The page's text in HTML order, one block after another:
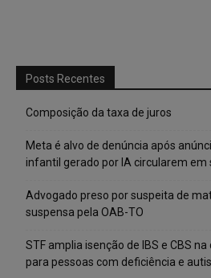
Posts Recentes
Composição da taxa de juros
Meta é alvo de denúncia após
infantil gerado por IA circularem
Advogado preso por suspeita de
suspensa pela OAB-TO
STF amplia isenção de IBS e CBS
para pessoas com deficiência e